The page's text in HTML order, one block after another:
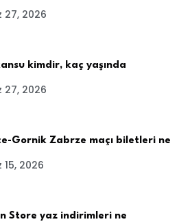
27, 2026
kimdir, kaç yaşında
27, 2026
Gornik Zabrze maçı biletleri ne
15, 2026
Store yaz indirimleri ne